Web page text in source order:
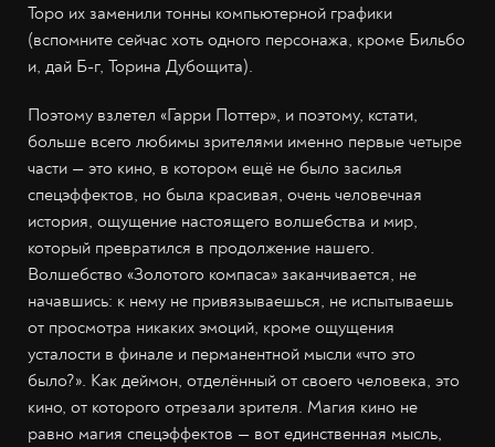
Торо их заменили тонны компьютерной графики
(вспомните сейчас хоть одного персонажа, кроме Бильбо
и, дай Б-г, Торина Дубощита).
Поэтому взлетел «Гарри Поттер», и поэтому, кстати,
больше всего любимы зрителями именно первые четыре
части — это кино, в котором ещё не было засилья
спецэффектов, но была красивая, очень человечная
история, ощущение настоящего волшебства и мир,
который превратился в продолжение нашего.
Волшебство «Золотого компаса» заканчивается, не
начавшись: к нему не привязываешься, не испытываешь
от просмотра никаких эмоций, кроме ощущения
усталости в финале и перманентной мысли «что это
было?». Как деймон, отделённый от своего человека, это
кино, от которого отрезали зрителя. Магия кино не
равно магия спецэффектов — вот единственная мысль,